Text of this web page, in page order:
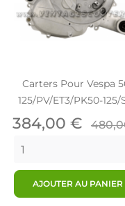
Carters Pour Vespa
125/PV/ET3/PK50-125/
Prix
384,00 € Prix
AJOUTER AU PANIER